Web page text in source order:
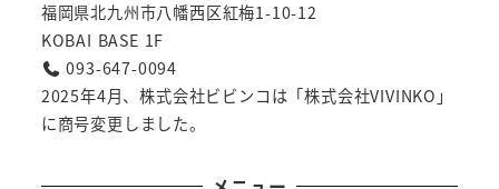
福岡県北九州市八幡西区紅梅1-10-12
KOBAI BASE 1F
093-647-0094
2025年4月、株式会社ビビンコは「株式会社VIVINKO」
に商号変更しました。